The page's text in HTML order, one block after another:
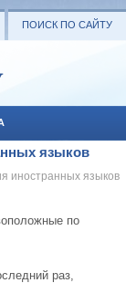
ПОИСК ПО САЙТУ
языков
иностранных языков
по
раз,